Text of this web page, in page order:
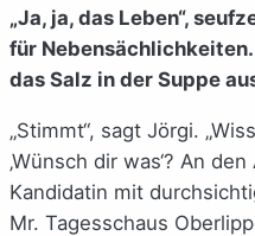
„Ja, ja, das Leben“,
für
das Salz in der Suppe
„Stimmt“, sagt Jörgi.
‚Wünsch dir was‘? An
Kandidatin mit
Mr. Tagesschaus